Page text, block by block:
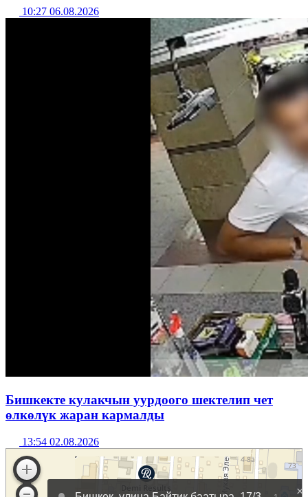
10:27 06.08.2026
Бишкекте кулакчын уурдоого шектелип чет
өлкөлүк жаран кармалды
13:54 02.08.2026